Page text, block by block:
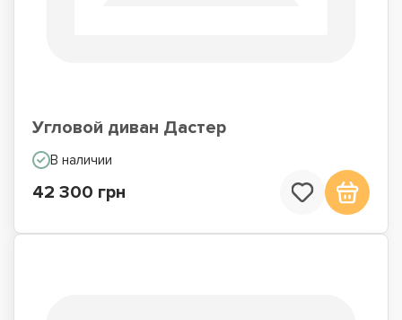
Угловой диван Дастер
В наличии
42 300 грн